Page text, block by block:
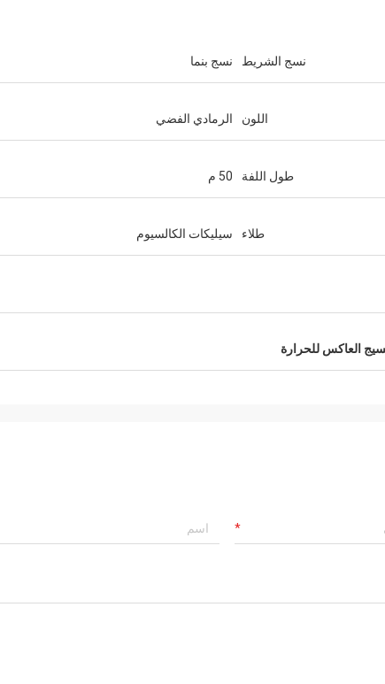
نسج الشريط نسج بنما
اللون الرمادي الفضي
طول اللفة 50 م
طلاء سيليكات الكالسيوم
العاكس للحرارة